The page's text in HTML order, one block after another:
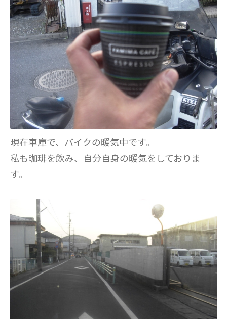
現在車庫で、バイクの暖気中です。
私も珈琲を飲み、自分自身の暖気をしておりま
す。